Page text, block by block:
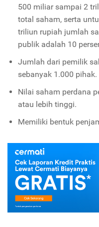
500 miliar sampai 2
total saham, serta
triliun rupiah jumlah
publik adalah 10
Jumlah dari pemilik
sebanyak 1.000 pihak.
Nilai saham perdana
atau lebih tinggi.
Memiliki bentuk